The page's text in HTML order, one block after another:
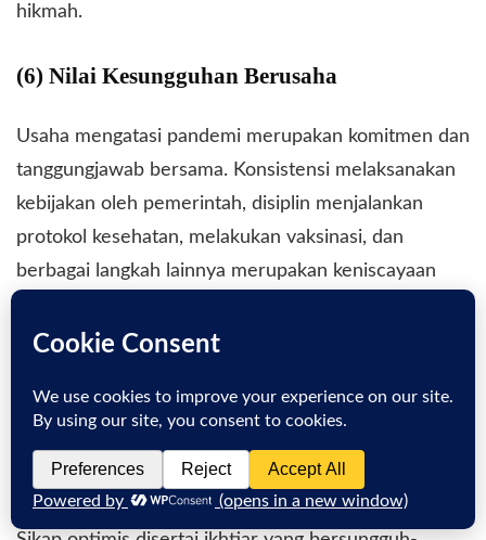
hikmah.
(6) Nilai Kesungguhan Berusaha
Usaha mengatasi pandemi merupakan komitmen dan
tanggungjawab bersama. Konsistensi melaksanakan
kebijakan oleh pemerintah, disiplin menjalankan
protokol kesehatan, melakukan vaksinasi, dan
berbagai langkah lainnya merupakan keniscayaan
Segala ikhtiar maksimal yang bersifat rasional-ilmiah
jalan jihād untuk mengakhirinya. Allah memberikan
dalam berjuang mengatasi masalah kehidupan (Q.S.
AlAnkabut: 69).